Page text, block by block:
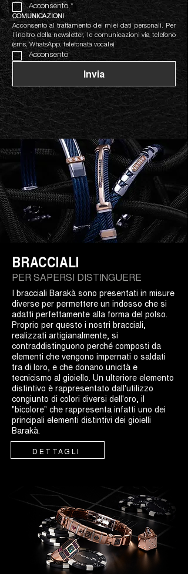
Acconsento *
COMUNICAZIONI
Acconsento al trattamento dei miei dati personali. Per
l’inoltro della newsletter, le comunicazioni via telefono
(sms, WhatsApp, telefonata vocale)
Acconsento
Invia
BRACCIALI
PER SAPERSI DISTINGUERE
I bracciali Barakà sono presentati in misure
diverse per permettere un indosso che si
adatti perfettamente alla forma del polso.
Proprio per questo i nostri bracciali,
realizzati artigianalmente, si
contraddistinguono perché composti da
elementi che vengono impernati o saldati
tra di loro, e che donano unicità e
tecnicismo al gioiello. Un ulteriore elemento
distintivo è rappresentato dall'utilizzo
congiunto di colori diversi dell'oro, il
"bicolore" che rappresenta infatti uno dei
principali elementi distintivi dei gioielli
Barakà.
DETTAGLI